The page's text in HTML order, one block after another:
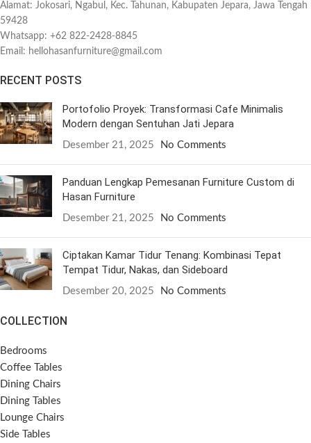
Alamat: Jokosari, Ngabul, Kec. Tahunan, Kabupaten Jepara, Jawa Tengah
59428
Whatsapp: +62 822-2428-8845
Email: hellohasanfurniture@gmail.com
RECENT POSTS
Portofolio Proyek: Transformasi Cafe Minimalis
Modern dengan Sentuhan Jati Jepara
Desember 21, 2025 No Comments
Panduan Lengkap Pemesanan Furniture Custom di
Hasan Furniture
Desember 21, 2025 No Comments
Ciptakan Kamar Tidur Tenang: Kombinasi Tepat
Tempat Tidur, Nakas, dan Sideboard
Desember 20, 2025 No Comments
COLLECTION
Bedrooms
Coffee Tables
Dining Chairs
Dining Tables
Lounge Chairs
Side Tables